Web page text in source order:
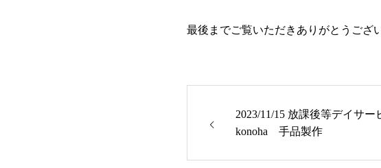
最後までご覧いただきありがとうござ
2023/11/15 放課後等デイサー
konoha 手品製作